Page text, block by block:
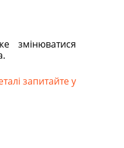
змінюватися
запитайте у